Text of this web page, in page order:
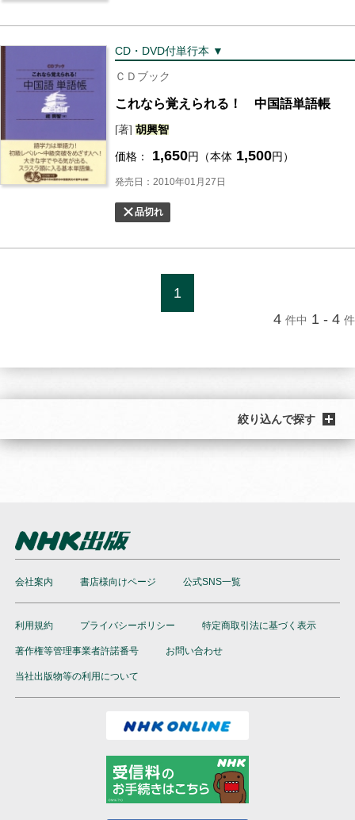
CD・DVD付単行本 ▼
ＣＤブック
これなら覚えられる！ 中国語単語帳
[著] 胡興智
価格： 1,650円（本体 1,500円）
発売日：2010年01月27日
品切れ
1
4 件中 1 - 4 件
絞り込んで探す
会社案内 書店様向けページ 公式SNS一覧
利用規約 プライバシーポリシー 特定商取引法に基づく表示
著作権等管理事業者許諾番号 お問い合わせ
当社出版物等の利用について